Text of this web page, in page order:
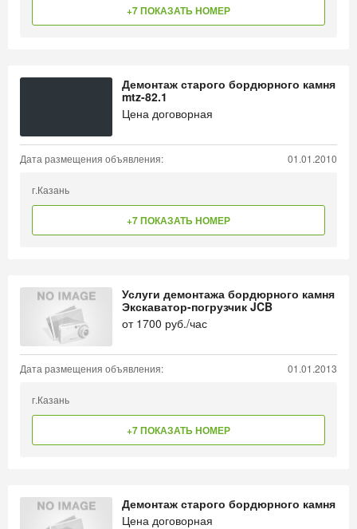
+7 ПОКАЗАТЬ НОМЕР
Демонтаж старого бордюрного камня
mtz-82.1
Цена договорная
Дата размещения объявления: 01.01.2010
г.Казань
+7 ПОКАЗАТЬ НОМЕР
Услуги демонтажа бордюрного камня
Экскаватор-погрузчик JCB
от 1700 руб./час
Дата размещения объявления: 01.01.2013
г.Казань
+7 ПОКАЗАТЬ НОМЕР
Демонтаж старого бордюрного камня
Цена договорная